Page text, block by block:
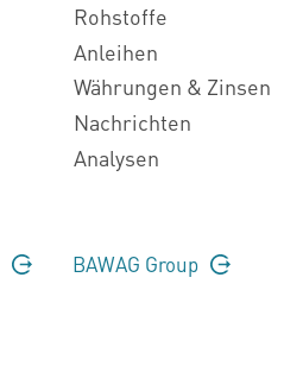
Rohstoffe
Anleihen
Währungen & Zinsen
Nachrichten
Analysen
BAWAG Group